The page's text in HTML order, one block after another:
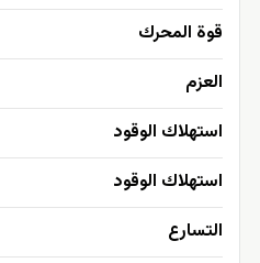
قوة المحرك
العزم
استهلاك الوقود
استهلاك الوقود
التسارع